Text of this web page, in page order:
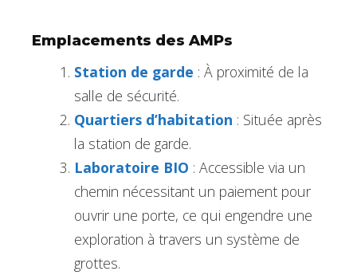
Emplacements des AMPs
Station de garde : À proximité de la
salle de sécurité.
Quartiers d’habitation : Située après
la station de garde.
Laboratoire BIO : Accessible via un
chemin nécessitant un paiement pour
ouvrir une porte, ce qui engendre une
exploration à travers un système de
grottes.